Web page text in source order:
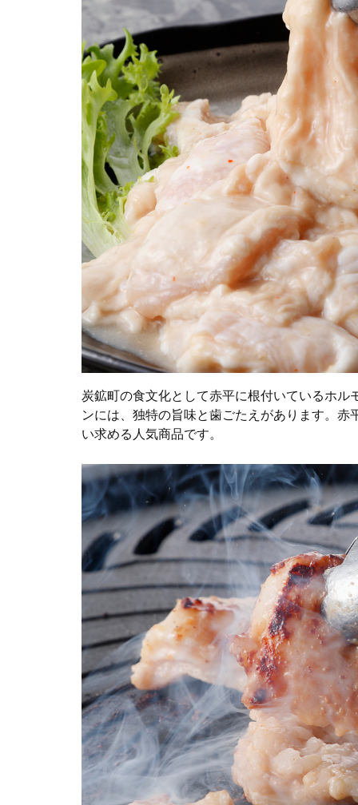
炭鉱町の食文化として赤平に根付いているホル
ンには、独特の旨味と歯ごたえがあります。
い求める人気商品です。